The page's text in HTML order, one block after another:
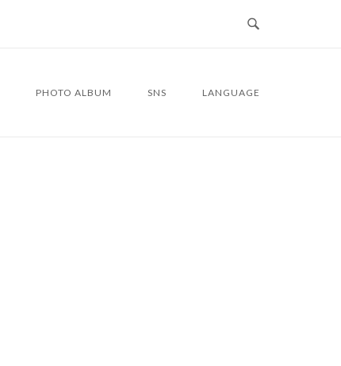
PHOTO ALBUM SNS LANGUAGE